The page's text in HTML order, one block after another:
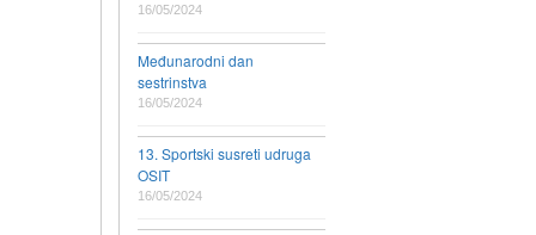
16/05/2024
Međunarodni dan
sestrinstva
16/05/2024
13. Sportski susreti udruga
OSIT
16/05/2024